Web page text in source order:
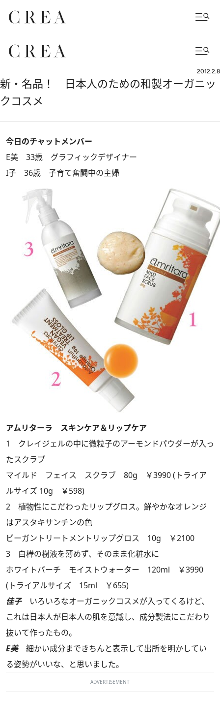
2012.2.8
新・名品！ 日本人のための和製オーガニッ
クコスメ
今日のチャットメンバー
E美 33歳 グラフィックデザイナー
I子 36歳 子育て奮闘中の主婦
アムリターラ スキンケア＆リップケア
1 クレイジェルの中に微粒子のアーモンドパウダーが入っ
たスクラブ
マイルド フェイス スクラブ 80g ￥3990 (トライア
ルサイズ 10g ￥598)
2 植物性にこだわったリップグロス。鮮やかなオレンジ
はアスタキサンチンの色
ビーガントリートメントリップグロス 10g ￥2100
3 白樺の樹液を薄めず、そのまま化粧水に
ホワイトバーチ モイストウォーター 120ml ￥3990
(トライアルサイズ 15ml ￥655)
佳子いろいろなオーガニックコスメが入ってくるけど、
これは日本人が日本人の肌を意識し、成分製法にこだわり
抜いて作ったもの。
E美細かい成分まできちんと表示して出所を明かしてい
る姿勢がいいな、と思いました。
ADVERTISEMENT